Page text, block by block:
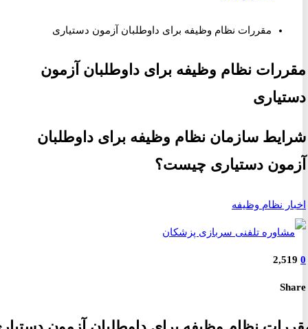
مقررات نظام وظیفه برای داوطلبان آزمون دستیاری
نظام وظیفه برای داوطلبان آزمون
سازمان نظام وظیفه برای داوطلبان
دستیاری چیست؟
نظام وظیفه